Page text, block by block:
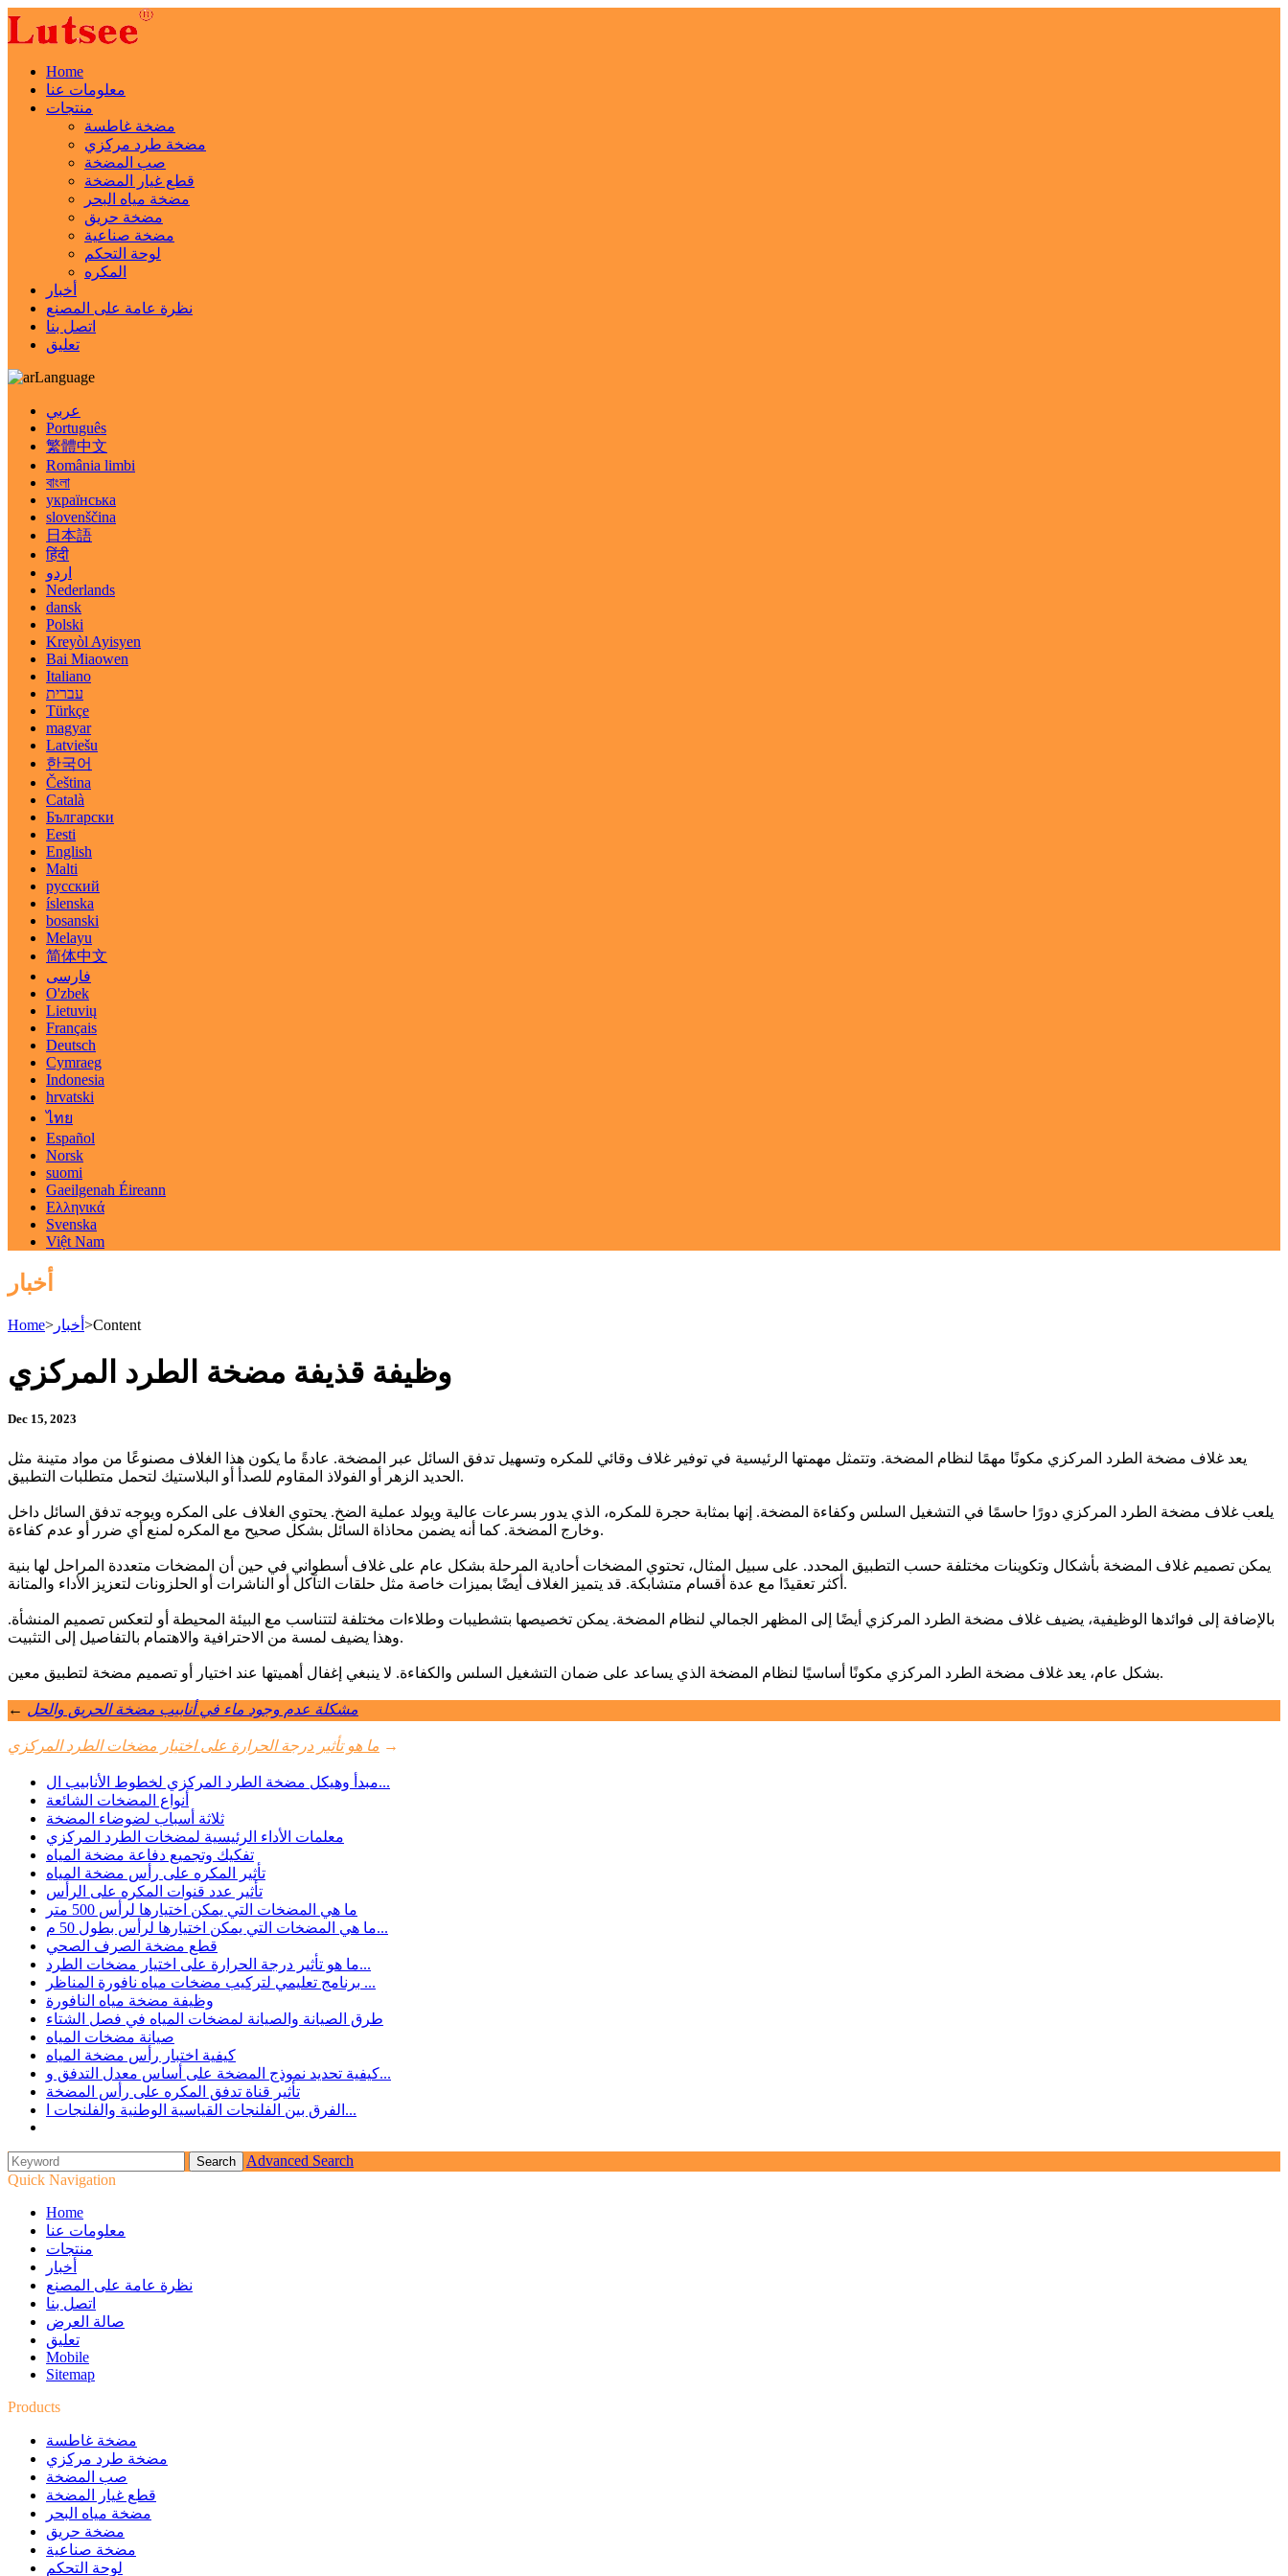
Home
معلومات عنا
منتجات
مضخة غاطسة
مضخة طرد مركزي
صب المضخة
قطع غيار المضخة
مضخة مياه البحر
مضخة حريق
مضخة صناعية
لوحة التحكم
المكره
أخبار
نظرة عامة على المصنع
اتصل بنا
تعليق
Language
عربي
Português
繁體中文
România limbi
বাংলা
українська
slovenščina
日本語
हिंदी
اردو
Nederlands
dansk
Polski
Kreyòl Ayisyen
Bai Miaowen
Italiano
עברית
Türkçe
magyar
Latviešu
한국어
Čeština
Català
Български
Eesti
English
Malti
русский
íslenska
bosanski
Melayu
简体中文
فارسی
O'zbek
Lietuvių
Français
Deutsch
Cymraeg
Indonesia
hrvatski
ไทย
Español
Norsk
suomi
Gaeilgenah Éireann
Ελληνικά
Svenska
Việt Nam
أخبار
Home> أخبار >Content
وظيفة قذيفة مضخة الطرد المركزي
Dec 15, 2023
يعد غلاف مضخة الطرد المركزي مكونًا مهمًا لنظام المضخة. وتتمثل مهمتها الرئيسية في توفير غلاف وقائي للمكره وتسهيل تدفق السائل عبر المضخة. عادةً ما يكون هذا الغلاف مصنوعًا من مواد متينة مثل
الحديد الزهر أو الفولاذ المقاوم للصدأ أو البلاستيك لتحمل متطلبات التطبيق.
يلعب غلاف مضخة الطرد المركزي دورًا حاسمًا في التشغيل السلس وكفاءة المضخة. إنها بمثابة حجرة للمكره، الذي يدور بسرعات عالية ويولد عملية الضخ. يحتوي الغلاف على المكره ويوجه تدفق السائل داخل
وخارج المضخة. كما أنه يضمن محاذاة السائل بشكل صحيح مع المكره لمنع أي ضرر أو عدم كفاءة.
يمكن تصميم غلاف المضخة بأشكال وتكوينات مختلفة حسب التطبيق المحدد. على سبيل المثال، تحتوي المضخات أحادية المرحلة بشكل عام على غلاف أسطواني في حين أن المضخات متعددة المراحل لها بنية
أكثر تعقيدًا مع عدة أقسام متشابكة. قد يتميز الغلاف أيضًا بميزات خاصة مثل حلقات التآكل أو الناشرات أو الحلزونات لتعزيز الأداء والمتانة.
بالإضافة إلى فوائدها الوظيفية، يضيف غلاف مضخة الطرد المركزي أيضًا إلى المظهر الجمالي لنظام المضخة. يمكن تخصيصها بتشطيبات وطلاءات مختلفة لتتناسب مع البيئة المحيطة أو لتعكس تصميم المنشأة.
وهذا يضيف لمسة من الاحترافية والاهتمام بالتفاصيل إلى التثبيت.
بشكل عام، يعد غلاف مضخة الطرد المركزي مكونًا أساسيًا لنظام المضخة الذي يساعد على ضمان التشغيل السلس والكفاءة. لا ينبغي إغفال أهميتها عند اختيار أو تصميم مضخة لتطبيق معين.
← مشكلة عدم وجود ماء في أنابيب مضخة الحريق والحل
ما هو تأثير درجة الحرارة على اختيار مضخات الطرد المركزي →
مبدأ وهيكل مضخة الطرد المركزي لخطوط الأنابيب ال...
أنواع المضخات الشائعة
ثلاثة أسباب لضوضاء المضخة
معلمات الأداء الرئيسية لمضخات الطرد المركزي
تفكيك وتجميع دفاعة مضخة المياه
تأثير المكره على رأس مضخة المياه
تأثير عدد قنوات المكره على الرأس
ما هي المضخات التي يمكن اختيارها لرأس 500 متر
ما هي المضخات التي يمكن اختيارها لرأس بطول 50 م...
قطع مضخة الصرف الصحي
ما هو تأثير درجة الحرارة على اختيار مضخات الطرد...
برنامج تعليمي لتركيب مضخات مياه نافورة المناظر ...
وظيفة مضخة مياه النافورة
طرق الصيانة والصيانة لمضخات المياه في فصل الشتاء
صيانة مضخات المياه
كيفية اختبار رأس مضخة المياه
كيفية تحديد نموذج المضخة على أساس معدل التدفق و...
تأثير قناة تدفق المكره على رأس المضخة
الفرق بين الفلنجات القياسية الوطنية والفلنجات ا...
Advanced Search
Quick Navigation
Home
معلومات عنا
منتجات
أخبار
نظرة عامة على المصنع
اتصل بنا
صالة العرض
تعليق
Mobile
Sitemap
Products
مضخة غاطسة
مضخة طرد مركزي
صب المضخة
قطع غيار المضخة
مضخة مياه البحر
مضخة حريق
مضخة صناعية
لوحة التحكم